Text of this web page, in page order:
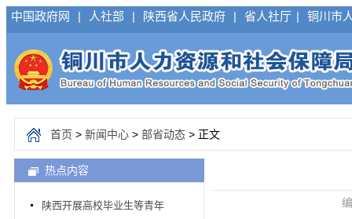
中国政府网 | 人社部 | 陕西省人民政府 | 省人社厅 | 铜川市
首页 > 新闻中心 > 部省动态 > 正文
热点内容
陕西开展高校毕业生等青年